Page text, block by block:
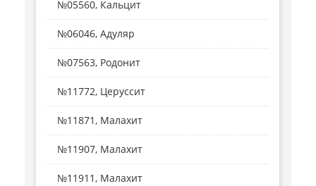
№05560, Кальцит
№06046, Адуляр
№07563, Родонит
№11772, Церуссит
№11871, Малахит
№11907, Малахит
№11911, Малахит